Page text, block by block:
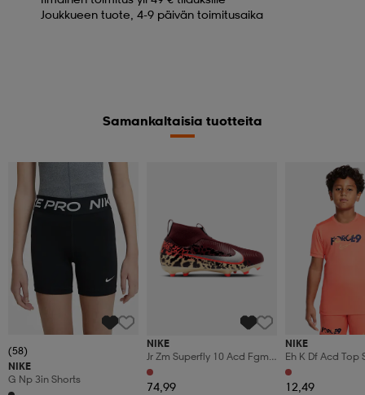
Joukkueen tuote, 4-9 päivän toimitusaika
Samankaltaisia tuotteita
(58)
NIKE
G Np 3in Shorts
NIKE
Jr Zm Superfly 10 Acd Fgmg
Nu3
74,99
NIKE
Eh K Df Acd Top
12,49